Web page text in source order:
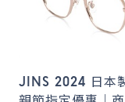
JINS 2024 日本